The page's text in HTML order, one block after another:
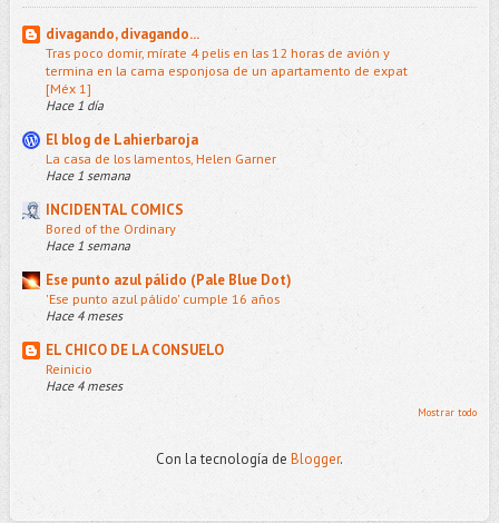
divagando, divagando...
Tras poco domir, mírate 4 pelis en las 12 horas de avión y
termina en la cama esponjosa de un apartamento de expat
[Méx 1]
Hace 1 día
El blog de Lahierbaroja
La casa de los lamentos, Helen Garner
Hace 1 semana
INCIDENTAL COMICS
Bored of the Ordinary
Hace 1 semana
Ese punto azul pálido (Pale Blue Dot)
'Ese punto azul pálido' cumple 16 años
Hace 4 meses
EL CHICO DE LA CONSUELO
Reinicio
Hace 4 meses
Mostrar todo
Con la tecnología de Blogger.